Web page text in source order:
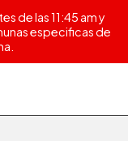
de las 11:45 am y
especificas de